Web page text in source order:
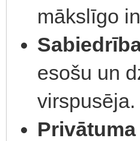
mākslīgo
esošu un
virspusēja.